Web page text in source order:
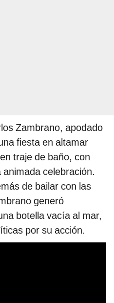
Zambrano, apodado
fiesta en altamar
traje de baño, con
celebración.
de bailar con las
generó
botella vacía al mar,
por su acción.